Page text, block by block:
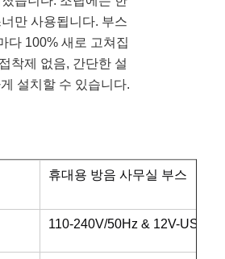
만 사용됩니다. 부스
다 100% 새로 고쳐집
착제 없음, 간단한 설
설치할 수 있습니다.
휴대용 방음 사무실 부스
110-240V/50Hz & 12V-USB.